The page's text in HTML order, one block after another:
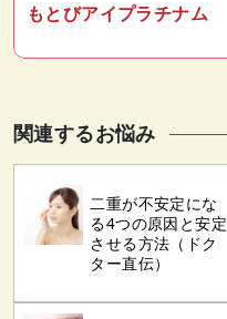
もとびアイプラチナム
関連するお悩み
二重が不安定にな
る4つの原因と安定
させる方法（ドク
ター直伝）